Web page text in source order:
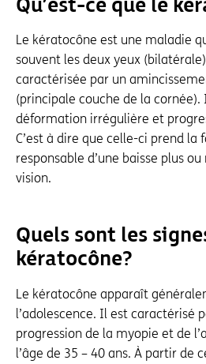
Qu’est-ce que le
Le kératocône est une maladie
souvent les deux yeux
caractérisée par un
(principale couche de la
déformation irrégulière et
C’est à dire que celle-ci prend la
responsable d’une baisse plus
vision.
Quels sont les
kératocône ?
Le kératocône apparaît
l’adolescence. Il est caractérisé
progression de la myopie et de
l’âge de 35 – 40 ans. À partir de